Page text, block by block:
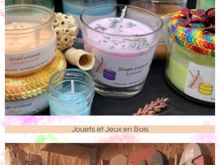
Jouets et Jeux en Bois